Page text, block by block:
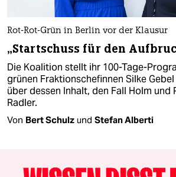
Rot-Rot-Grün in Berlin vor der Klausur
„Startschuss für den
Die Koalition stellt ihr 100-Tage-
grünen Fraktionschefinnen Silke
über dessen Inhalt, den Fall Holm und
Radler.
Von Bert Schulz und Stefan Alberti